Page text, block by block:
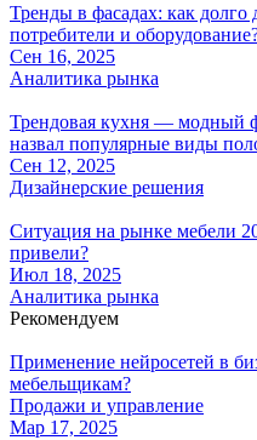
Тренды в фасадах: как
потребители и
Сен 16, 2025
Аналитика рынка
Трендовая кухня — модный
назвал популярные виды
Сен 12, 2025
Дизайнерские решения
Ситуация на рынке мебели
привели?
Июл 18, 2025
Аналитика рынка
Рекомендуем
Применение нейросетей в
мебельщикам?
Продажи и управление
Мар 17, 2025